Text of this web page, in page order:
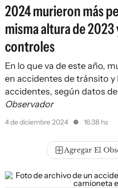
2024 murieron más
misma altura de
controles
En lo que va de este año,
en accidentes de tránsito y
accidentes, según datos
Observador
4 de diciembre 2024 16:38 hs
Agregar El